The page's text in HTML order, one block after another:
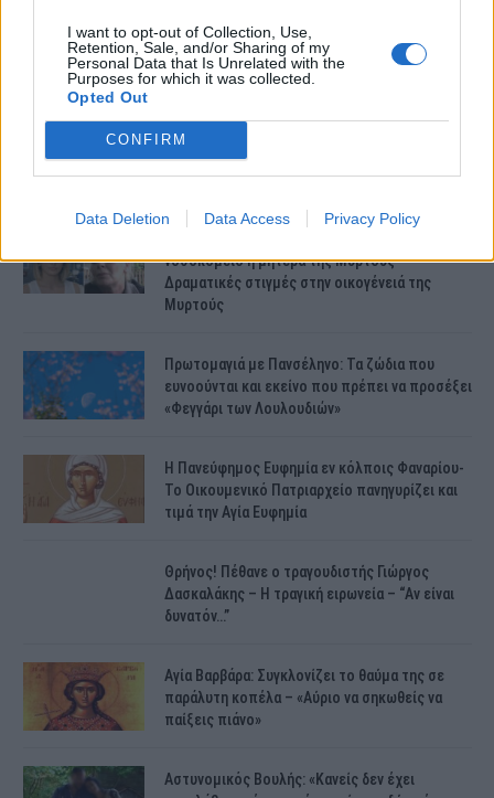
I want to opt-out of Collection, Use,
Retention, Sale, and/or Sharing of my
Personal Data that Is Unrelated with the
Purposes for which it was collected.
Opted Out
CONFIRM
Data Deletion Data Access Privacy Policy
Συντάξεις Ιουνίου 2026: Τι θα ισχύσει; Πότε θα
γίνουν οι πληρωμές;
Νέες αποκαλύψεις για τον θάνατο του
13χρονου στην Ηλεία – Ο πατέρας του είχε
βάλει στο πατίνι…
νοσοκομείο η μητέρα της Μυρτούς –
Δραματικές στιγμές στην οικογένειά της
Μυρτούς
Πρωτομαγιά με Πανσέληνο: Τα ζώδια που
ευνοούνται και εκείνο που πρέπει να προσέξει
«Φεγγάρι των Λουλουδιών»
H Πανεύφημος Ευφημία εν κόλποις Φαναρίου-
Το Οικουμενικό Πατριαρχείο πανηγυρίζει και
τιμά την Αγία Ευφημία
Θρήνος! Πέθανε ο τραγουδιστής Γιώργος
Δασκαλάκης – Η τραγική ειρωνεία – “Αν είναι
δυνατόν…”
Αγία Βαρβάρα: Συγκλονίζει το θαύμα της σε
παράλυτη κοπέλα – «Αύριο να σηκωθείς να
παίξεις πιάνο»
Αστυνομικός Bουλής: «Κανείς δεν έχει